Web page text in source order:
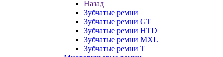
Назад
Зубчатые ремни
Зубчатые ремни GT
Зубчатые ремни HTD
Зубчатые ремни MXL
Зубчатые ремни Т